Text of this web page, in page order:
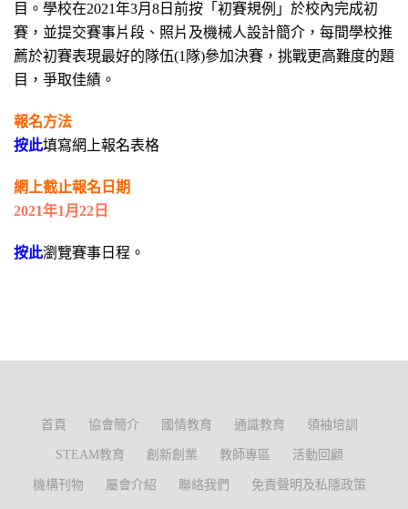
目。學校在2021年3月8日前按「初賽規例」於校內完成初
賽，並提交賽事片段、照片及機械人設計簡介，每間學校推
薦於初賽表現最好的隊伍(1隊)參加決賽，挑戰更高難度的題
目，爭取佳績。
報名方法
按此填寫網上報名表格
網上截止報名日期
2021年1月22日
按此瀏覽賽事日程。
首頁 協會簡介 國情教育 通識教育 領袖培訓
STEAM教育 創新創業 教師專區 活動回顧
機構刊物 屬會介紹 聯絡我們 免責聲明及私隱政策